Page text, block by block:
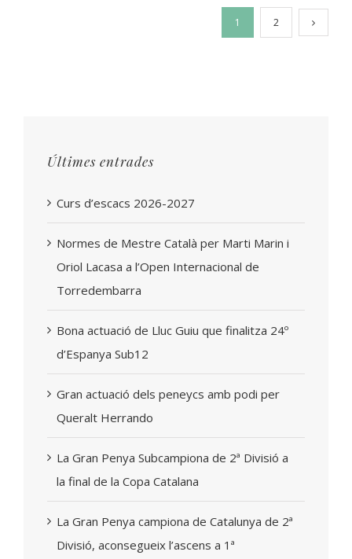
1 2
Últimes entrades
Curs d’escacs 2026-2027
Normes de Mestre Català per Marti Marin i
Oriol Lacasa a l’Open Internacional de
Torredembarra
Bona actuació de Lluc Guiu que finalitza 24º
d’Espanya Sub12
Gran actuació dels peneycs amb podi per
Queralt Herrando
La Gran Penya Subcampiona de 2ª Divisió a
la final de la Copa Catalana
La Gran Penya campiona de Catalunya de 2ª
Divisió, aconsegueix l’ascens a 1ª